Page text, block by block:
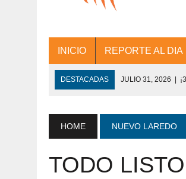
INICIO REPORTE AL DIA
DESTACADAS JULIO 31, 2026 |
JULIO 30, 2026 | 💧🚰 ¡AGUA PARA
JULIO 30, 2026 ¡TRABAJO EN
HOME NUEVO LAREDO
TODO